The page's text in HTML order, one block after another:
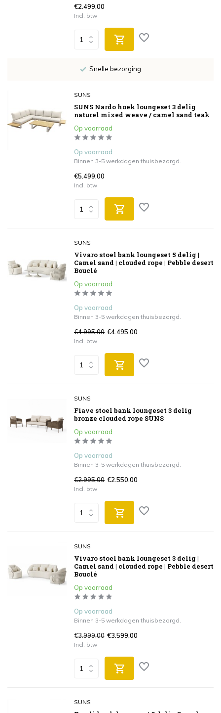
€2.499,00
Incl. btw
Snelle bezorging
SUNS
SUNS Nardo hoek loungeset 3 delig
naturel mixed weave / camel sand teak
Op voorraad
Op voorraad
Binnen 3-5 werkdagen thuisbezorgd.
€5.499,00
Incl. btw
SUNS
Vivaro stoel bank loungeset 5 delig |
Camel sand | clouded rope | Pebble desert
Bouclé
Op voorraad
Op voorraad
Binnen 3-5 werkdagen thuisbezorgd.
€4.995,00 €4.495,00
Incl. btw
SUNS
Fiave stoel bank loungeset 3 delig
bronze clouded rope SUNS
Op voorraad
Op voorraad
Binnen 3-5 werkdagen thuisbezorgd.
€2.995,00 €2.550,00
Incl. btw
SUNS
Vivaro stoel bank loungeset 3 delig |
Camel sand | clouded rope | Pebble desert
Bouclé
Op voorraad
Op voorraad
Binnen 3-5 werkdagen thuisbezorgd.
€3.999,00 €3.599,00
Incl. btw
SUNS